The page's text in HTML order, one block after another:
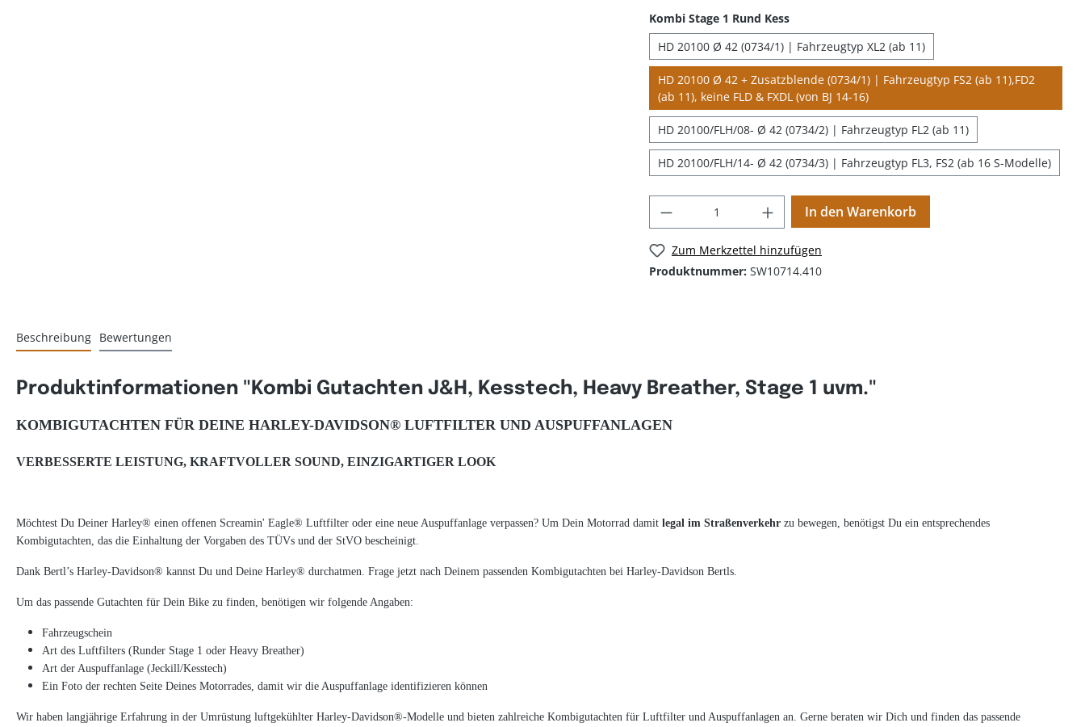
Kombi Stage 1 Rund Kess
HD 20100 Ø 42 (0734/1) | Fahrzeugtyp XL2 (ab 11)
HD 20100 Ø 42 + Zusatzblende (0734/1) | Fahrzeugtyp FS2 (ab 11),FD2
(ab 11), keine FLD & FXDL (von BJ 14-16)
HD 20100/FLH/08- Ø 42 (0734/2) | Fahrzeugtyp FL2 (ab 11)
HD 20100/FLH/14- Ø 42 (0734/3) | Fahrzeugtyp FL3, FS2 (ab 16 S-Modelle)
In den Warenkorb
Zum Merkzettel hinzufügen
Produktnummer: SW10714.410
Beschreibung Bewertungen
Produktinformationen "Kombi Gutachten J&H, Kesstech, Heavy Breather, Stage 1 uvm."
KOMBIGUTACHTEN FÜR DEINE HARLEY-DAVIDSON® LUFTFILTER UND AUSPUFFANLAGEN
VERBESSERTE LEISTUNG, KRAFTVOLLER SOUND, EINZIGARTIGER LOOK
Möchtest Du Deiner Harley® einen offenen Screamin' Eagle® Luftfilter oder eine neue Auspuffanlage verpassen? Um Dein Motorrad damit legal im Straßenverkehr zu bewegen, benötigst Du ein entsprechendes
Kombigutachten, das die Einhaltung der Vorgaben des TÜVs und der StVO bescheinigt.
Dank Bertl’s Harley-Davidson® kannst Du und Deine Harley® durchatmen. Frage jetzt nach Deinem passenden Kombigutachten bei Harley-Davidson Bertls.
Um das passende Gutachten für Dein Bike zu finden, benötigen wir folgende Angaben:
Fahrzeugschein
Art des Luftfilters (Runder Stage 1 oder Heavy Breather)
Art der Auspuffanlage (Jeckill/Kesstech)
Ein Foto der rechten Seite Deines Motorrades, damit wir die Auspuffanlage identifizieren können
Wir haben langjährige Erfahrung in der Umrüstung luftgekühlter Harley-Davidson®-Modelle und bieten zahlreiche Kombigutachten für Luftfilter und Auspuffanlagen an. Gerne beraten wir Dich und finden das passende